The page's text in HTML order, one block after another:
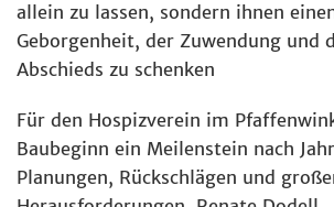
allein zu lassen, sondern ihnen
Geborgenheit, der Zuwendung und
Abschieds zu schenken
Für den Hospizverein im
Baubeginn ein Meilenstein nach
Planungen, Rückschlägen und